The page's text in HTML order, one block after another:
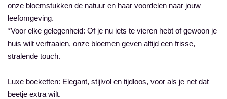
onze bloemstukken de natuur en haar voordelen naar jouw
leefomgeving.
*Voor elke gelegenheid: Of je nu iets te vieren hebt of gewoon je
huis wilt verfraaien, onze bloemen geven altijd een frisse,
stralende touch.
Luxe boeketten: Elegant, stijlvol en tijdloos, voor als je net dat
beetje extra wilt.